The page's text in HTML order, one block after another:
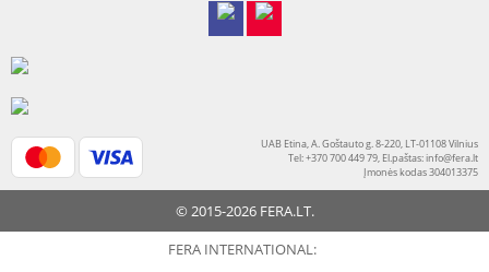
UAB Etina, A. Goštauto g. 8-220, LT-01108 Vilnius
Tel: +370 700 449 79, El.paštas:info@fera.lt
Įmonės kodas 304013375
© 2015-2026 FERA.LT.
FERA INTERNATIONAL: